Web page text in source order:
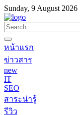
Sunday, 9 August 2026
หน้าแรก
ข่าวสาร
new
IT
SEO
สาระน่ารู้
รีวิว